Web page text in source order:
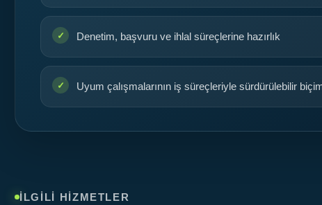
Denetim, başvuru ve ihlal süreçlerine hazırlık
Uyum çalışmalarının iş süreçleriyle sürdürülebilir
İLGILI HIZMETLER